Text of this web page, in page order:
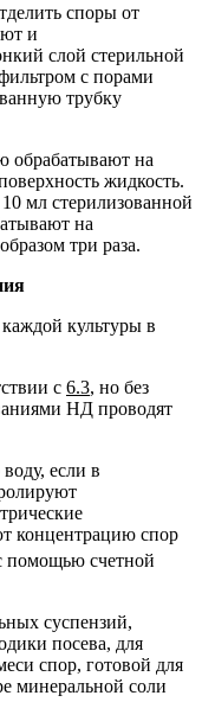
споры от
и
слой стерильной
с порами
трубку
обрабатывают на
жидкость.
мл стерилизованной
на
три раза.
культуры в
с 6.3, но без
НД проводят
если в
концентрацию спор
помощью счетной
суспензий,
посева, для
спор, готовой для
минеральной соли